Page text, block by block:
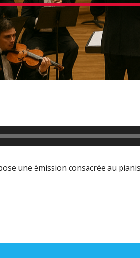
une émission consacrée au